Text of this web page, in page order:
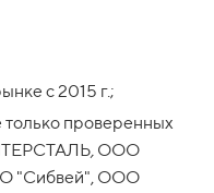
с 2015 г.;
проверенных
, ООО
"Сибвей", ООО